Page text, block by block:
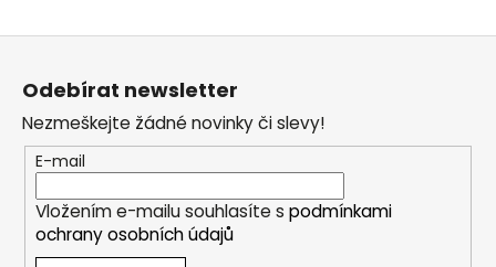
Z
Odebírat newsletter
Nezmeškejte žádné novinky či slevy!
E-mail
Vložením e-mailu souhlasíte s podmínkami
ochrany osobních údajů